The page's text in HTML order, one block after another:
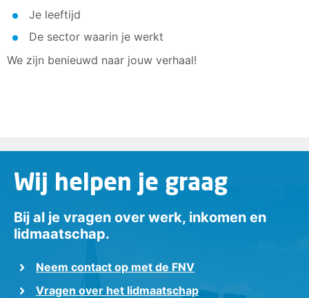
Je leeftijd
De sector waarin je werkt
We zijn benieuwd naar jouw verhaal!
Wij helpen je graag
Bij al je vragen over werk, inkomen en
lidmaatschap.
Neem contact op met de FNV
Vragen over het lidmaatschap